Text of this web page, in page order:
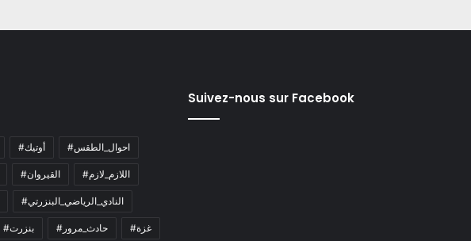
#أوتيك #احوال_الطقس
#القيروان #اللازم_لازم
#النادي_الرياضي_البنزرتي
#بنزرت #حادث_مرور #غزة
Suivez-nous sur Facebook